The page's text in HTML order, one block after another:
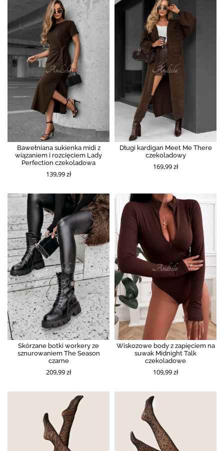
Bawełniana sukienka midi z
wiązaniem i rozcięciem Lady
Perfection czekoladowa
139,99 zł
Długi kardigan Meet Me There
czekoladowy
169,99 zł
Skórzane botki workery ze
sznurowaniem The Season
czarne
209,99 zł
Wiskozowe body z zapięciem na
suwak Midnight Talk
czekoladowe
109,99 zł